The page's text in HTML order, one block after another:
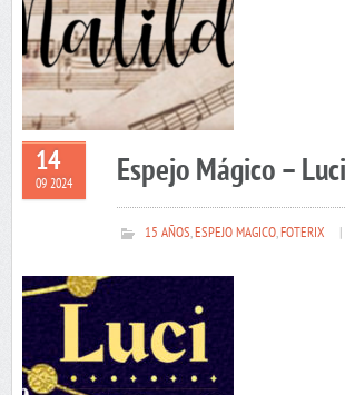
14
09 2024 Espejo Mágico – Luci
15 AÑOS,ESPEJO MAGICO,FOTERIX